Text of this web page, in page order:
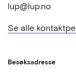
lup@lup.no
Se alle
Besøksadresse